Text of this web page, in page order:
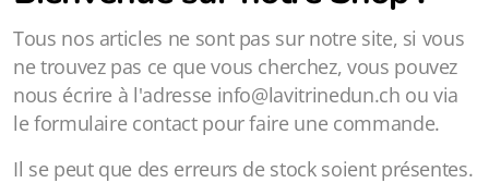
Tous nos articles ne sont pas sur notre site, si vous
ne trouvez pas ce que vous cherchez, vous pouvez
nous écrire à l'adresse info@lavitrinedun.ch ou via
le formulaire contact pour faire une commande.
Il se peut que des erreurs de stock soient présentes.